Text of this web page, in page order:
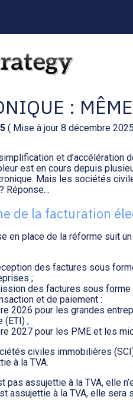
:
( Mise à jour 8 décembre
et d’accélération
est en cours depuis
Mais les sociétés
Réponse…
de la facturation
en place de la réforme suit
des factures sous
;
des factures sous
et de paiement :
2026 pour les grandes
(ETI) ;
2027 pour les PME et les
civiles immobilières
à la TVA.
pas assujettie à la TVA, elle
assujettie à la TVA, elle